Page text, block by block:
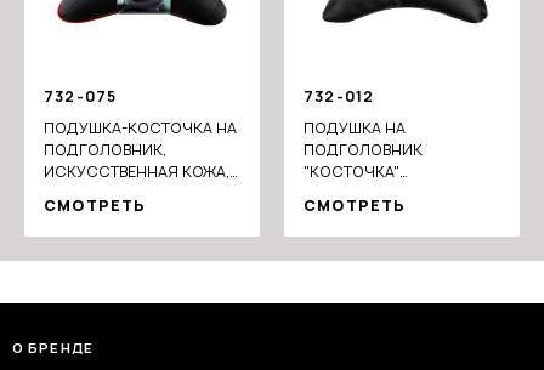
732-075
ПОДУШКА-КОСТОЧКА НА
ПОДГОЛОВНИК,
ИСКУССТВЕННАЯ КОЖА,
30Х24Х13 СМ, ЧЕРНЫ
СМОТРЕТЬ
732-012
ПОДУШКА НА
ПОДГОЛОВНИК
"КОСТОЧКА"
29X23СМ, ЧЕРНАЯ
СМОТРЕТЬ
О БРЕНДЕ